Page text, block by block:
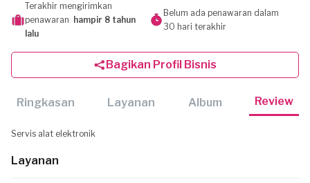
Terakhir mengirimkan
penawaran hampir 8 tahun
lalu
Belum ada penawaran dalam
30 hari terakhir
Bagikan Profil Bisnis
Ringkasan Layanan Album Review
Servis alat elektronik
Layanan